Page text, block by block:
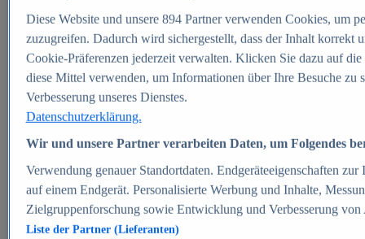
Zum Report
E-commerce
Beliebte Statistiken
Aktuelle Statistiken
E-Commerce - Entwicklung des Umsatzes in
Deutschland 1999-2025
Umsatz von Amazon in Deutschland und weltweit
2010-2025
B2C-E-Commerce: Top-50 Online Shops in
Deutschland 2024
Marktanteile von Online-Zahlungsverfahren in
Deutschland 2024
Umsatzstarke Warengruppen im Online-Handel in
Deutschland 2023-2025
Diese Website und unsere 894Partner verwenden Cookies, um
zuzugreifen. Dadurch wird sichergestellt, dass der Inhalt korrekt
Cookie-Präferenzen jederzeit verwalten. Klicken Sie dazu auf
diese Mittel verwenden, um Informationen über Ihre Besuche
Verbesserung unseres Dienstes.
Datenschutzerklärung.
Wir und unsere Partner verarbeiten Daten, um Folgendes
Verwendung genauer Standortdaten. Endgeräteeigenschaften
auf einem Endgerät. Personalisierte Werbung und Inhalte,
Zielgruppenforschung sowie Entwicklung und Verbesserung von
Liste der Partner (Lieferanten)